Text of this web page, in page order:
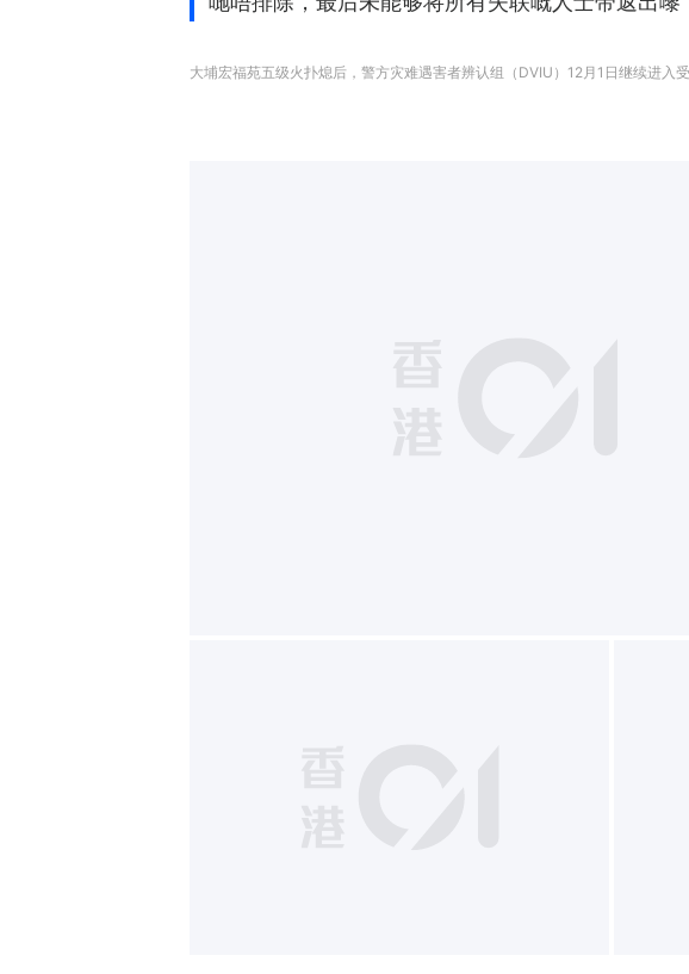
大埔宏福苑五级火扑熄后，警方灾难遇害者辨认组（DVIU）12月1日继续进入